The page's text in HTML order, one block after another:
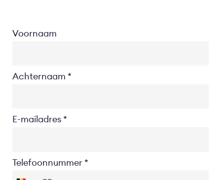
Voornaam
Achternaam
E-mailadres
Telefoonnummer